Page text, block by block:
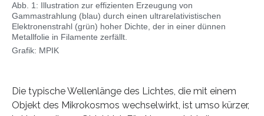
Abb. 1: Illustration zur effizienten Erzeugung von
Gammastrahlung (blau) durch einen ultrarelativistischen
Elektronenstrahl (grün) hoher Dichte, der in einer dünnen
Metallfolie in Filamente zerfällt.
Grafik: MPIK
Die typische Wellenlänge des Lichtes, die mit einem
Objekt des Mikrokosmos wechselwirkt, ist umso kürzer,